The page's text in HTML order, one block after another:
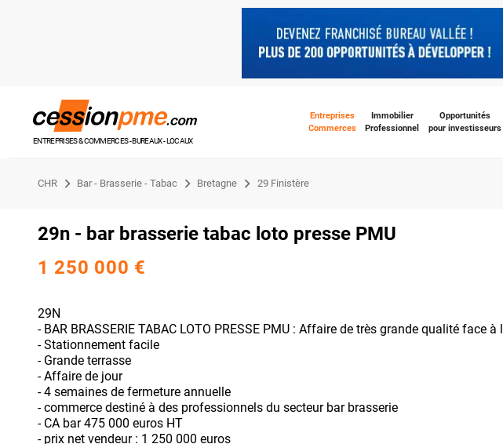
ENTREPRISES & COMMERCES - BUREAUX - LOCAUX
Entreprises
Commerces
Immobilier
Professionnel
Opportunités
pour investisseurs
CHR Bar - Brasserie - Tabac Bretagne 29 Finistère
29n - bar brasserie tabac loto presse PMU
1 250 000 €
29N
- BAR BRASSERIE TABAC LOTO PRESSE PMU : Affaire de très grande qualité face à
- Stationnement facile
- Grande terrasse
- Affaire de jour
- 4 semaines de fermeture annuelle
- commerce destiné à des professionnels du secteur bar brasserie
- CA bar 475 000 euros HT
- prix net vendeur : 1 250 000 euros